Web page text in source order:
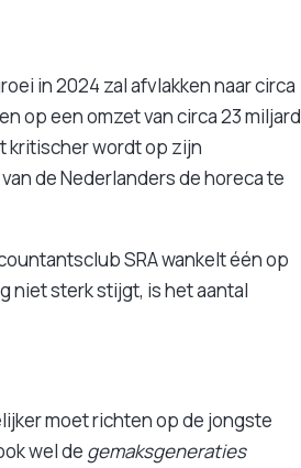
in 2024 zal afvlakken naar circa
op een omzet van circa 23 miljard
kritischer wordt op zijn
de Nederlanders de horeca te
SRA wankelt één op
niet sterk stijgt, is het aantal
moet richten op de jongste
wel de gemaksgeneraties